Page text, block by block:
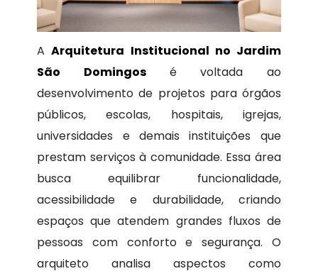
AArquitetura Institucional no Jardim
São Domingosé voltada ao
desenvolvimento de projetos para órgãos
públicos, escolas, hospitais, igrejas,
universidades e demais instituições que
prestam serviços à comunidade. Essa área
busca equilibrar funcionalidade,
acessibilidade e durabilidade, criando
espaços que atendem grandes fluxos de
pessoas com conforto e segurança. O
arquiteto analisa aspectos como